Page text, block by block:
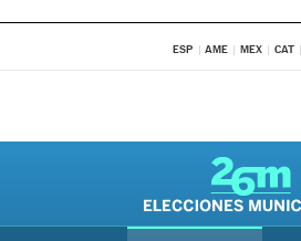
ESP AME MEX CAT